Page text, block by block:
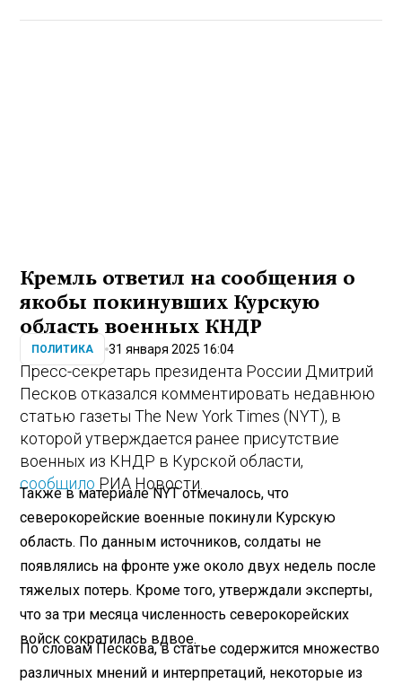
Кремль ответил на сообщения о
якобы покинувших Курскую
область военных КНДР
ПОЛИТИКА 31 января 2025 16:04
Пресс-секретарь президента России Дмитрий
Песков отказался комментировать недавнюю
статью газеты The New York Times (NYT), в
которой утверждается ранее присутствие
военных из КНДР в Курской области,
сообщило РИА Новости.
Также в материале NYT отмечалось, что
северокорейские военные покинули Курскую
область. По данным источников, солдаты не
появлялись на фронте уже около двух недель после
тяжелых потерь. Кроме того, утверждали эксперты,
что за три месяца численность северокорейских
войск сократилась вдвое.
По словам Пескова, в статье содержится множество
различных мнений и интерпретаций, некоторые из